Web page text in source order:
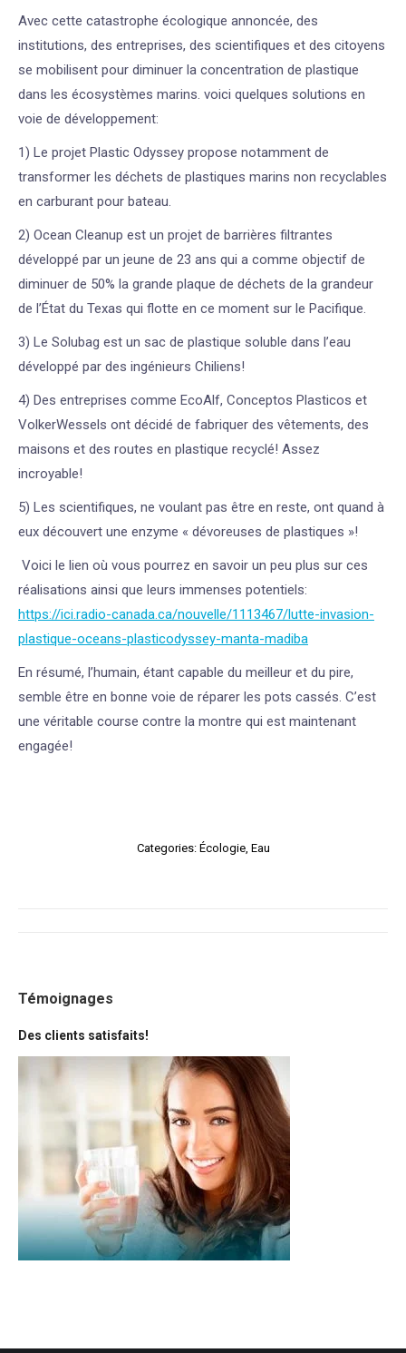
Avec cette catastrophe écologique annoncée, des
institutions, des entreprises, des scientifiques et des citoyens
se mobilisent pour diminuer la concentration de plastique
dans les écosystèmes marins. voici quelques solutions en
voie de développement:
1) Le projet Plastic Odyssey propose notamment de
transformer les déchets de plastiques marins non recyclables
en carburant pour bateau.
2) Ocean Cleanup est un projet de barrières filtrantes
développé par un jeune de 23 ans qui a comme objectif de
diminuer de 50% la grande plaque de déchets de la grandeur
de l’État du Texas qui flotte en ce moment sur le Pacifique.
3) Le Solubag est un sac de plastique soluble dans l’eau
développé par des ingénieurs Chiliens!
4) Des entreprises comme EcoAlf, Conceptos Plasticos et
VolkerWessels ont décidé de fabriquer des vêtements, des
maisons et des routes en plastique recyclé! Assez
incroyable!
5) Les scientifiques, ne voulant pas être en reste, ont quand à
eux découvert une enzyme « dévoreuses de plastiques »!
Voici le lien où vous pourrez en savoir un peu plus sur ces
réalisations ainsi que leurs immenses potentiels:
https://ici.radio-canada.ca/nouvelle/1113467/lutte-invasion-
plastique-oceans-plasticodyssey-manta-madiba
En résumé, l’humain, étant capable du meilleur et du pire,
semble être en bonne voie de réparer les pots cassés. C’est
une véritable course contre la montre qui est maintenant
engagée!
Categories: Écologie, Eau
Témoignages
Des clients satisfaits!